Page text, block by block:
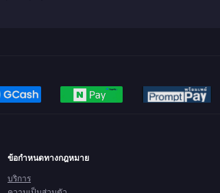
ข้อกำหนดทางกฎหมาย
บริการ